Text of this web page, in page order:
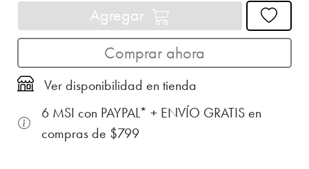
Agregar
Comprar ahora
Ver disponibilidad en tienda
6 MSI con PAYPAL* + ENVÍO GRATIS en
compras de $799